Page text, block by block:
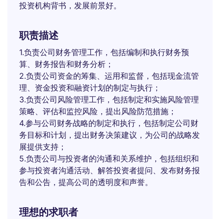
投资机构背书，发展前景好。
职责描述
1.负责公司财务管理工作，包括编制和执行财务预
算、财务报告和财务分析；
2.负责公司资金的筹集、运用和监督，包括现金流管
理、资金投资和融资计划的制定与执行；
3.负责公司风险管理工作，包括制定和实施风险管理
策略、评估和监控风险，提出风险防范措施；
4.参与公司财务战略的制定和执行，包括制定公司财
务目标和计划，提出财务决策建议，为公司的战略发
展提供支持；
5.负责公司与投资者的沟通和关系维护，包括组织和
参与投资者沟通活动、解答投资者提问、发布财务报
告和公告，提高公司的透明度和声誉。
理想的求职者